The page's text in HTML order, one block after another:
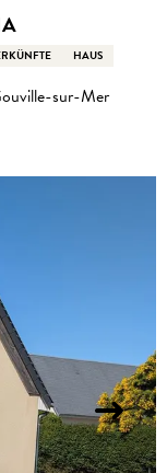
HAUS
sur-Mer